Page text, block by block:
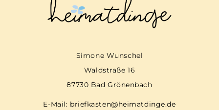
Simone Wunschel
Waldstraße 16
87730 Bad Grönenbach
E-Mail: briefkasten@heimatdinge.de